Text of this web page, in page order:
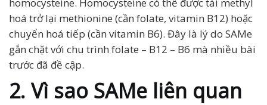
hoá trở lại methionine (cần folate, vitamin B12) hoặc
chuyển hoá tiếp (cần vitamin B6). Đây là lý do SAMe
gắn chặt với chu trình folate – B12 – B6 mà nhiều bài
trước đã đề cập.
2. Vì sao SAMe liên quan